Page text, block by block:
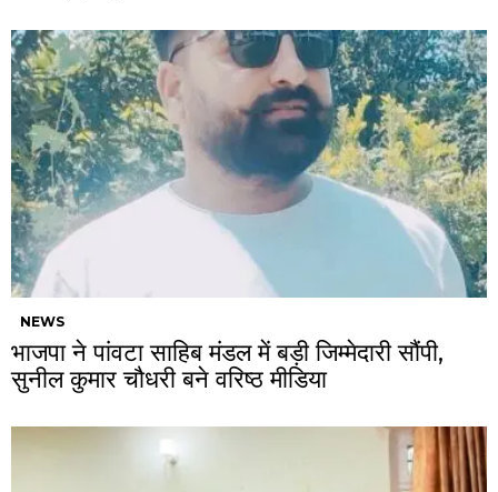
NEWS
भाजपा ने पांवटा साहिब मंडल में बड़ी जिम्मेदारी सौंपी,
सुनील कुमार चौधरी बने वरिष्ठ मीडिया